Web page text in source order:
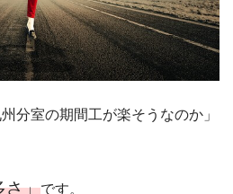
分室の期間工が楽そうなのか」
さ」です。